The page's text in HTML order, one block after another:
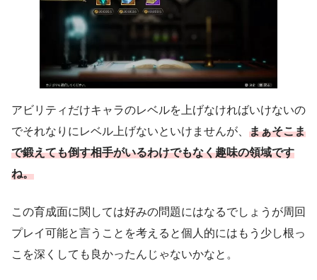
アビリティだけキャラのレベルを上げなければいけないの
でそれなりにレベル上げないといけませんが、 まぁそこま
で鍛えても倒す相手がいるわけでもなく趣味の領域です
ね。
この育成面に関しては好みの問題にはなるでしょうが周回
プレイ可能と言うことを考えると個人的にはもう少し根っ
こを深くしても良かったんじゃないかなと。